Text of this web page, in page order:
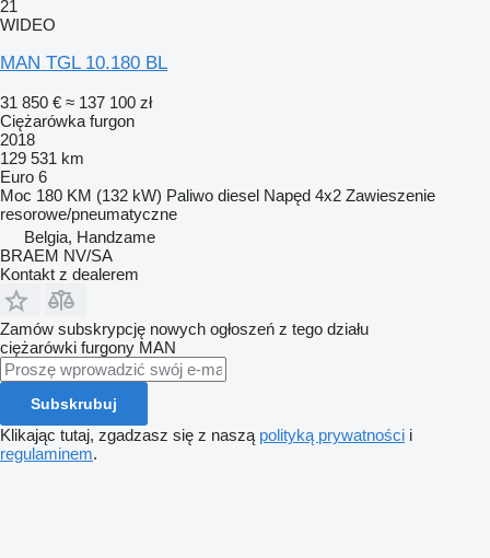
21
WIDEO
MAN TGL 10.180 BL
31 850 € ≈ 137 100 zł
Ciężarówka furgon
2018
129 531 km
Euro 6
Moc 180 KM (132 kW) Paliwo diesel Napęd 4x2 Zawieszenie
resorowe/pneumatyczne
Belgia, Handzame
BRAEM NV/SA
Kontakt z dealerem
Zamów subskrypcję nowych ogłoszeń z tego działu
ciężarówki furgony MAN
Subskrubuj
Klikając tutaj, zgadzasz się z naszą polityką prywatności i
regulaminem.